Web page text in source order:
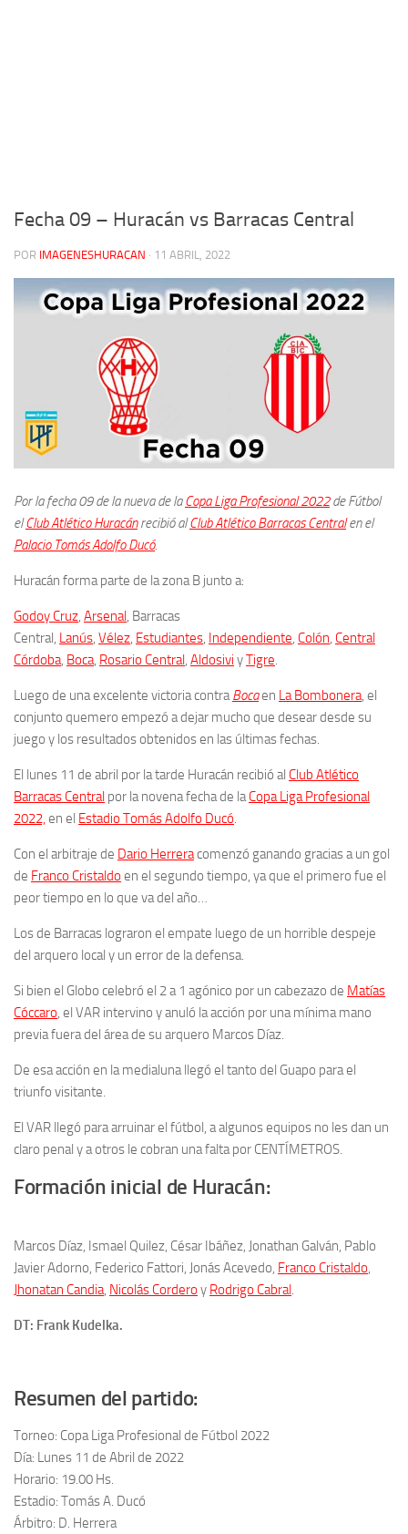
Fecha 09 – Huracán vs Barracas Central
POR IMAGENESHURACAN · 11 ABRIL, 2022
Por la fecha 09 de la nueva de laCopa Liga Profesional 2022de Fútbol
elClub Atlético Huracánrecibió alClub Atlético Barracas Centralen el
Palacio Tomás Adolfo Ducó.
Huracán forma parte de la zona B junto a:
Godoy Cruz, Arsenal, Barracas
Central, Lanús, Vélez, Estudiantes, Independiente, Colón, Central
Córdoba, Boca, Rosario Central, Aldosivi yTigre.
Luego de una excelente victoria contraBocaen La Bombonera, el
conjunto quemero empezó a dejar mucho que desear desde su
juego y los resultados obtenidos en las últimas fechas.
El lunes 11 de abril por la tarde Huracán recibió al Club Atlético
Barracas Central por la novena fecha de laCopa Liga Profesional
2022, en el Estadio Tomás Adolfo Ducó.
Con el arbitraje de Dario Herreracomenzó ganando gracias a un gol
de Franco Cristaldo en el segundo tiempo, ya que el primero fue el
peor tiempo en lo que va del año…
Los de Barracas lograron el empate luego de un horrible despeje
del arquero local y un error de la defensa.
Si bien el Globo celebró el 2 a 1 agónico por un cabezazo de Matías
Cóccaro, el VAR intervino y anuló la acción por una mínima mano
previa fuera del área de su arquero Marcos Díaz.
De esa acción en la medialuna llegó el tanto del Guapo para el
triunfo visitante.
El VAR llegó para arruinar el fútbol, a algunos equipos no les dan un
claro penal y a otros le cobran una falta por CENTÍMETROS.
Formación inicial de Huracán:
Marcos Díaz, Ismael Quilez, César Ibáñez, Jonathan Galván, Pablo
Javier Adorno, Federico Fattori, Jonás Acevedo, Franco Cristaldo,
Jhonatan Candia, Nicolás Cordero y Rodrigo Cabral.
DT: Frank Kudelka.
Resumen del partido:
Torneo: Copa Liga Profesional de Fútbol 2022
Día: Lunes 11 de Abril de 2022
Horario: 19.00 Hs.
Estadio: Tomás A. Ducó
Árbitro: D. Herrera